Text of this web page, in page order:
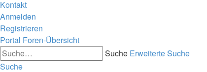
Kontakt
Anmelden
Registrieren
Portal Foren-Übersicht
Suche Erweiterte Suche
Suche